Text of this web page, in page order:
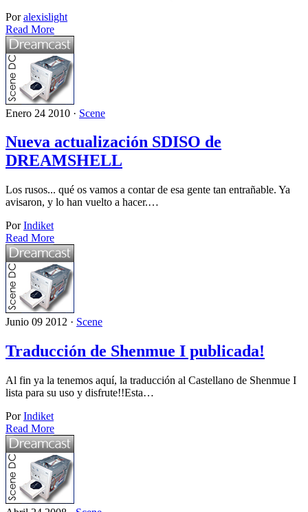
Poralexislight
Read More
Enero 24 2010 · Scene
Nueva actualización SDISO de
DREAMSHELL
Los rusos... qué os vamos a contar de esa gente tan entrañable. Ya
avisaron, y lo han vuelto a hacer.…
PorIndiket
Read More
Junio 09 2012 · Scene
Traducción de Shenmue I publicada!
Al fin ya la tenemos aquí, la traducción al Castellano de Shenmue I
lista para su uso y disfrute!!Esta…
PorIndiket
Read More